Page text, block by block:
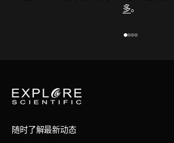
多。
随时了解最新动态